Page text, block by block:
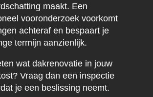
maakt. Een
vooronderzoek voorkomt
achteraf en bespaart je
termijn aanzienlijk.
wat dakrenovatie in jouw
Vraag dan een inspectie
je een beslissing neemt.